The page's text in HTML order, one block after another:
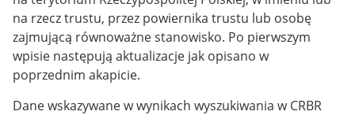
na rzecz trustu, przez powiernika trustu lub osobę
zajmującą równoważne stanowisko. Po pierwszym
wpisie następują aktualizacje jak opisano w
poprzednim akapicie.
Dane wskazywane w wynikach wyszukiwania w CRBR